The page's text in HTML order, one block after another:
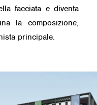
facciata e diventa
la composizione,
principale.